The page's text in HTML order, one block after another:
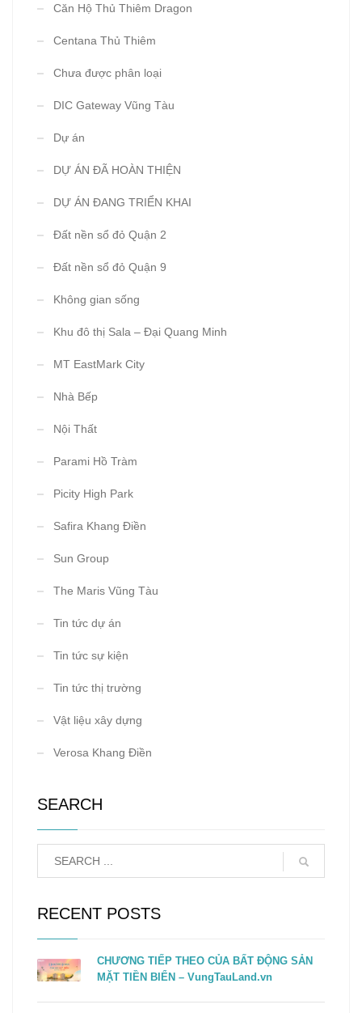
Căn Hộ Thủ Thiêm Dragon
Centana Thủ Thiêm
Chưa được phân loại
DIC Gateway Vũng Tàu
Dự án
DỰ ÁN ĐÃ HOÀN THIỆN
DỰ ÁN ĐANG TRIỂN KHAI
Đất nền sổ đỏ Quận 2
Đất nền sổ đỏ Quận 9
Không gian sống
Khu đô thị Sala – Đại Quang Minh
MT EastMark City
Nhà Bếp
Nội Thất
Parami Hồ Tràm
Picity High Park
Safira Khang Điền
Sun Group
The Maris Vũng Tàu
Tin tức dự án
Tin tức sự kiện
Tin tức thị trường
Vật liệu xây dựng
Verosa Khang Điền
SEARCH
RECENT POSTS
CHƯƠNG TIẾP THEO CỦA BẤT ĐỘNG SẢN
MẶT TIỀN BIỂN – VungTauLand.vn